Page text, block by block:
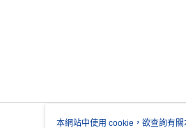
本網站中使用 cookie，欲查詢有